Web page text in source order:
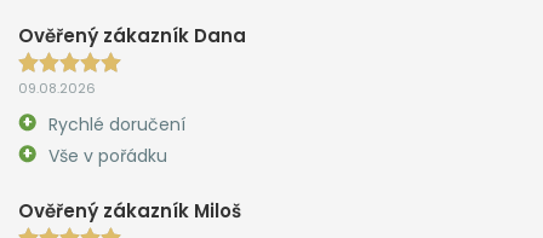
Ověřený zákazník Dana
09.08.2026
Rychlé doručení
Vše v pořádku
Ověřený zákazník Miloš